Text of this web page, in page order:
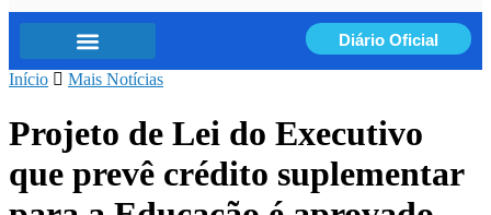
Diário Oficial
Início Mais Notícias
Projeto de Lei do Executivo
que prevê crédito suplementar